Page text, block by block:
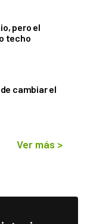
pero el
techo
cambiar el
Ver más >